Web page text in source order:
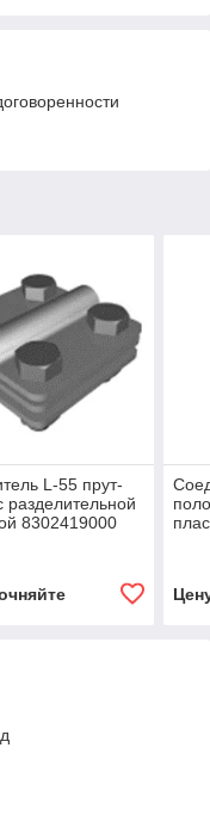
L-55 прут-
разделительной
8302419000